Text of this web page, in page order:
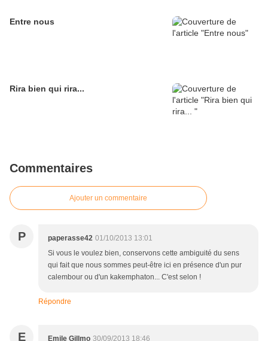
Entre nous
Rira bien qui rira...
Commentaires
Ajouter un commentaire
P paperasse42 01/10/2013 13:01
Si vous le voulez bien, conservons cette ambiguité du sens
qui fait que nous sommes peut-être ici en présence d'un pur
calembour ou d'un kakemphaton... C'est selon !
Répondre
E Emile Gillmo 30/09/2013 18:46